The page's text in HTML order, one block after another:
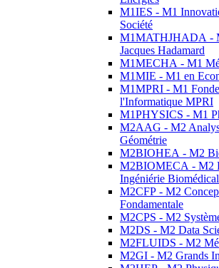
M1IES - M1
Société
M1MATHJHADA -
Jacques Hadamard
M1MECHA - M1
M1MIE - M1 en
M1MPRI - M1
l'Informatique MPRI
M1PHYSICS - M1
M2AAG - M2
Géométrie
M2BIOHEA - M2
M2BIOMECA - M2
Ingéniérie Biomédical
M2CFP - M2
Fondamentale
M2CPS - M2
M2DS - M2 Data
M2FLUIDS - M2
M2GI - M2 Grands